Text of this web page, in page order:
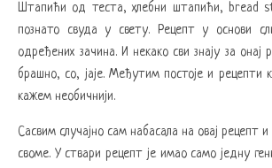
Штапићи од теста, хлебни штапићи, bread sticks, коктел пециво
познато свуда у свету. Рецепт у основи
одређених зачина. И некако сви знају за онај
брашно, со, јаје. Међутим постоје и рецепти
кажем необичнији.
Сасвим случајно сам набасала на овај рецепт
своме. У ствари рецепт је имао само једну